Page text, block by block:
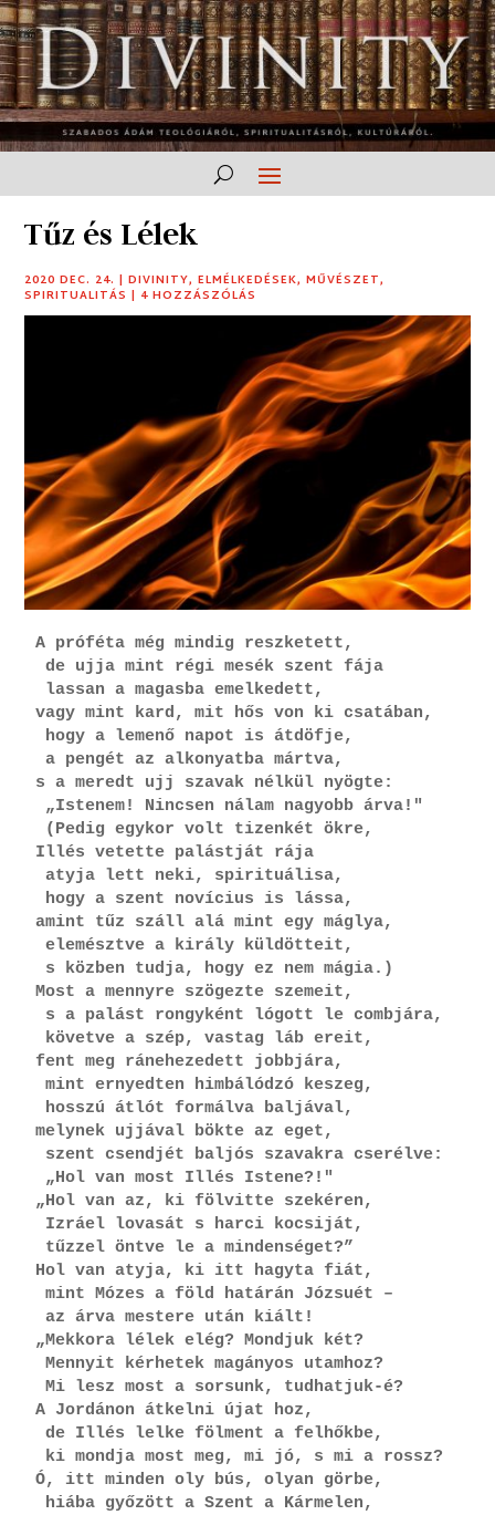
Tűz és Lélek
2020 DEC. 24. |DIVINITY,ELMÉLKEDÉSEK,MŰVÉSZET,
SPIRITUALITÁS | 4 HOZZÁSZÓLÁS
A próféta még mindig reszketett,
de ujja mint régi mesék szent fája
lassan a magasba emelkedett,
vagy mint kard, mit hős von ki csatában,
hogy a lemenő napot is átdöfje,
a pengét az alkonyatba mártva,
s a meredt ujj szavak nélkül nyögte:
„Istenem! Nincsen nálam nagyobb árva!"
(Pedig egykor volt tizenkét ökre,
Illés vetette palástját rája
atyja lett neki, spirituálisa,
hogy a szent novícius is lássa,
amint tűz száll alá mint egy máglya,
elemésztve a király küldötteit,
s közben tudja, hogy ez nem mágia.)
Most a mennyre szögezte szemeit,
s a palást rongyként lógott le combjára,
követve a szép, vastag láb ereit,
fent meg ránehezedett jobbjára,
mint ernyedten himbálódzó keszeg,
hosszú átlót formálva baljával,
melynek ujjával bökte az eget,
szent csendjét baljós szavakra cserélve:
„Hol van most Illés Istene?!"
„Hol van az, ki fölvitte szekéren,
Izráel lovasát s harci kocsiját,
tűzzel öntve le a mindenséget?”
Hol van atyja, ki itt hagyta fiát,
mint Mózes a föld határán Józsuét –
az árva mestere után kiált!
„Mekkora lélek elég? Mondjuk két?
Mennyit kérhetek magányos utamhoz?
Mi lesz most a sorsunk, tudhatjuk-é?
A Jordánon átkelni újat hoz,
de Illés lelke fölment a felhőkbe,
ki mondja most meg, mi jó, s mi a rossz?
Ó, itt minden oly bús, olyan görbe,
hiába győzött a Szent a Kármelen,